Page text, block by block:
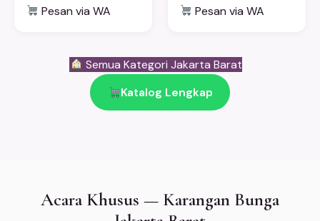
Pesan via WA Pesan via WA
Semua Kategori Jakarta Barat
Katalog Lengkap
Acara Khusus — Karangan Bunga